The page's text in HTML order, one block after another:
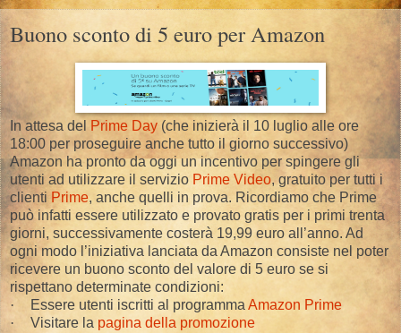
Buono sconto di 5 euro per Amazon
In attesa del Prime Day (che inizierà il 10 luglio alle ore
18:00 per proseguire anche tutto il giorno successivo)
Amazon ha pronto da oggi un incentivo per spingere gli
utenti ad utilizzare il servizio Prime Video, gratuito per tutti i
clienti Prime, anche quelli in prova. Ricordiamo che Prime
può infatti essere utilizzato e provato gratis per i primi trenta
giorni, successivamente costerà 19,99 euro all’anno. Ad
ogni modo l’iniziativa lanciata da Amazon consiste nel poter
ricevere un buono sconto del valore di 5 euro se si
rispettano determinate condizioni:
·
Essere utenti iscritti al programma Amazon Prime
·
Visitare la pagina della promozione